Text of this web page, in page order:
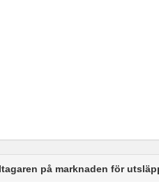
på marknaden för